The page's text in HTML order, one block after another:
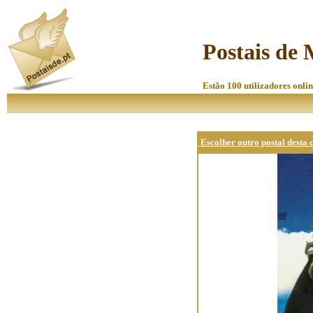
Postais de
Estão 100 utilizadores
Escolher outro postal desta